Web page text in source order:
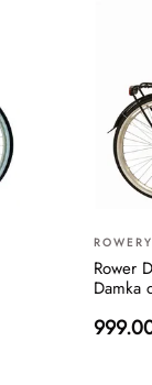
Rower
Damka